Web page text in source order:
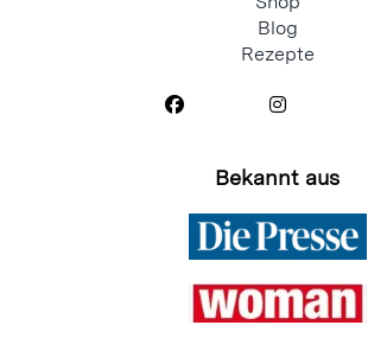
Blog
Rezepte
Bekannt aus